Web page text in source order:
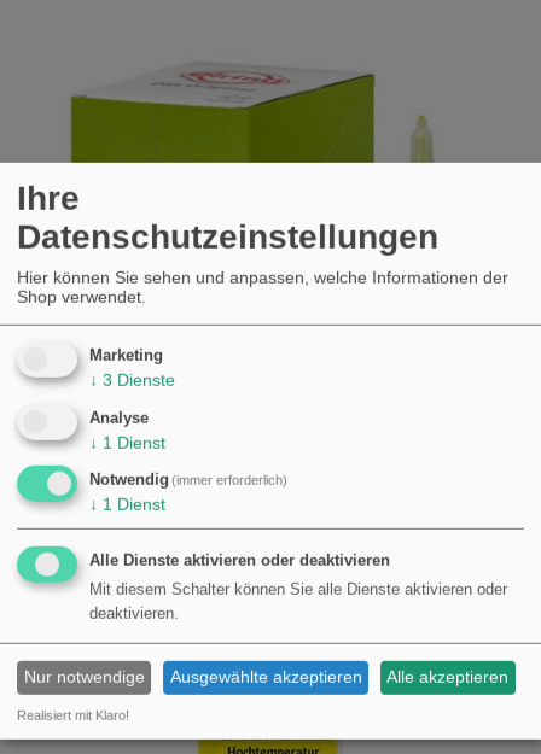
DICHTUNGSMASSE EL-LIQ 73 50 ML
GRÜN
€28,10
Ihre
Datenschutzeinstellungen
Hier können Sie sehen und anpassen, welche Informationen der
Shop verwendet.
Marketing
↓ 3 Dienste
Analyse
↓ 1 Dienst
Notwendig (immer erforderlich)
↓ 1 Dienst
Alle Dienste aktivieren oder deaktivieren
Mit diesem Schalter können Sie alle Dienste aktivieren oder
deaktivieren.
Nur notwendige Ausgewählte akzeptieren Alle akzeptieren
Realisiert mit Klaro!